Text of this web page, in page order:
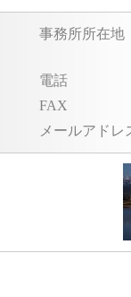
事務所所在地
電話
FAX
メールアドレ